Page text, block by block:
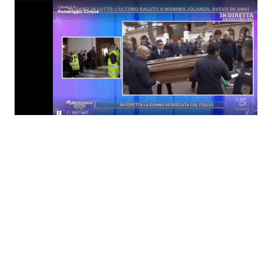
Economia
Persone Scomparse
Fiction e Serie TV
Programmi TV
Reality e Talent
Soap Opera